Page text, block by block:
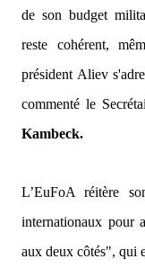
de son budget
reste cohérent,
président Aliev
commenté le
Kambeck.
L’EuFoA réitère
internationaux pour
aux deux côtés", qui